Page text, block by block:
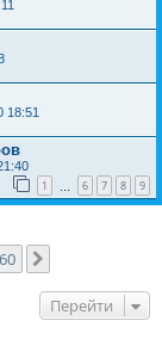
18:51
1 6 7 8 9
60
Перейти